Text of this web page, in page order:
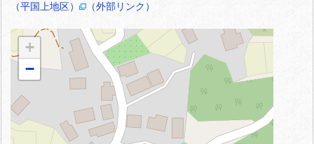
（平国上地区）
（外部リンク）